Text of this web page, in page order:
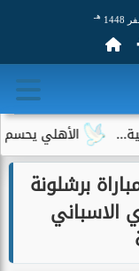
هـ
الأهلي يحسم الجدل
برشلونة
الاسباني